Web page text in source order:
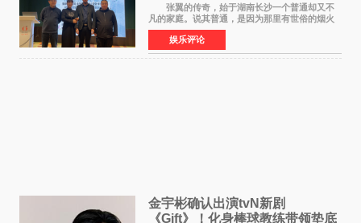
张翼的传奇，始于湖南长沙一个普通却又不
凡的家庭。说其普通，是因为那里有世俗的烟火
气；说其不凡，是因为家中有一位洞悉天地玄机
的长者——他的爷爷。作为当地的风水师，爷爷
是张翼走进易学
娱乐评论
金宇彬确认出演tvN新剧
《Gift》！化身棒球教练带领垫底